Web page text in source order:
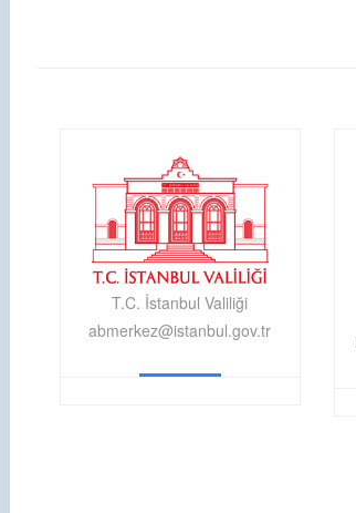
T.C. İstanbul Valiliği
abmerkez@istanbul.gov.tr